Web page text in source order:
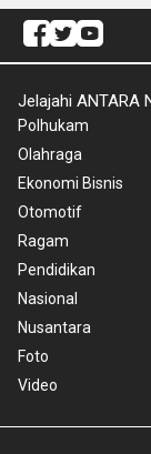
Jelajahi ANTARA
Polhukam
Olahraga
Ekonomi Bisnis
Otomotif
Ragam
Pendidikan
Nasional
Nusantara
Foto
Video